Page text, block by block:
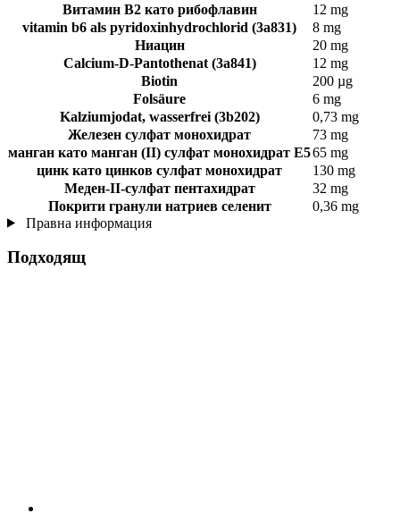
Витамин В2 като рибофлавин
12 mg
vitamin b6 als pyridoxinhydrochlorid (3a831)
8 mg
Ниацин
20 mg
Calcium-D-Pantothenat (3a841)
12 mg
Biotin
200 µg
Folsäure
6 mg
Kalziumjodat, wasserfrei (3b202)
0,73 mg
Железен сулфат монохидрат
73 mg
манган като манган (II) сулфат монохидрат E565 mg
цинк като цинков сулфат монохидрат
130 mg
Меден-II-сулфат пентахидрат
32 mg
Покрити гранули натриев селенит
0,36 mg
Правна информация
Подходящ